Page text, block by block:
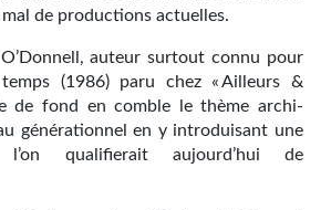
de productions actuelles.
auteur surtout connu pour
(1986) paru chez « Ailleurs &
de fond en comble le thème archi-
générationnel en y introduisant une
l’on qualifierait aujourd’hui de